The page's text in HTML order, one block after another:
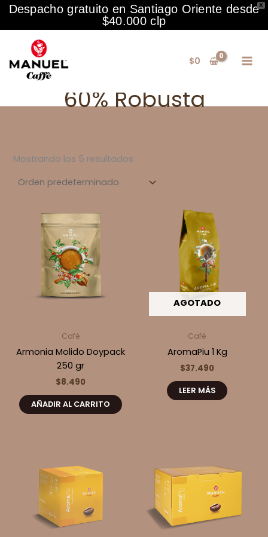
X
Despacho gratuito en Santiago Oriente desde
$40.000 clp
contenido
$0
60% Robusta
Mostrando los 5 resultados
Café
Armonia Molido Doypack
250 gr
$8.490
AÑADIR AL CARRITO
AGOTADO
Café
AromaPiu 1 Kg
$37.490
LEER MÁS